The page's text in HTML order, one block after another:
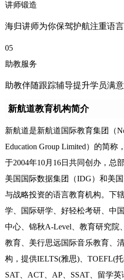
讲师锻造
海归讲师为你保驾护航注重语
05
助教服务
助教伴随跟踪辅导提升学员满
新航道教育机构简介
新航道是新航道国际教育集团（
Education Group Limited）的简
于2004年10月16日共同创办，总
美国国际数据集团（IDG）和美
与战略投资的语言教育机构。下
学、国际研学、好轻松考研、中
中心、锦秋A-Level、教育研究院
教育、美行思远国际音乐教育、
构，提供IELTS(雅思)、TOEFL(托
SAT、ACT、AP、SSAT、留学